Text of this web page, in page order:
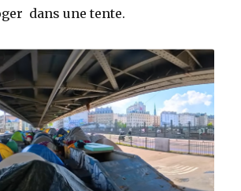
dans une tente.